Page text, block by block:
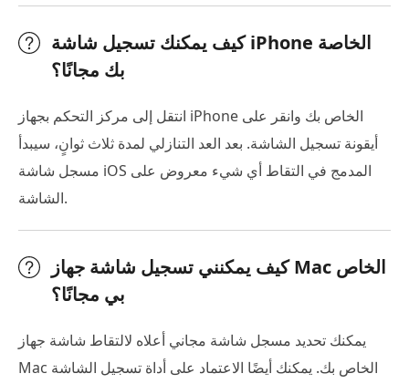
كيف يمكنك تسجيل شاشة iPhone الخاصة
بك مجانًا؟
انتقل إلى مركز التحكم بجهاز iPhone الخاص بك وانقر على
أيقونة تسجيل الشاشة. بعد العد التنازلي لمدة ثلاث ثوانٍ، سيبدأ
مسجل شاشة iOS المدمج في التقاط أي شيء معروض على
الشاشة.
كيف يمكنني تسجيل شاشة جهاز Mac الخاص
بي مجانًا؟
يمكنك تحديد مسجل شاشة مجاني أعلاه لالتقاط شاشة جهاز
Mac الخاص بك. يمكنك أيضًا الاعتماد على أداة تسجيل الشاشة